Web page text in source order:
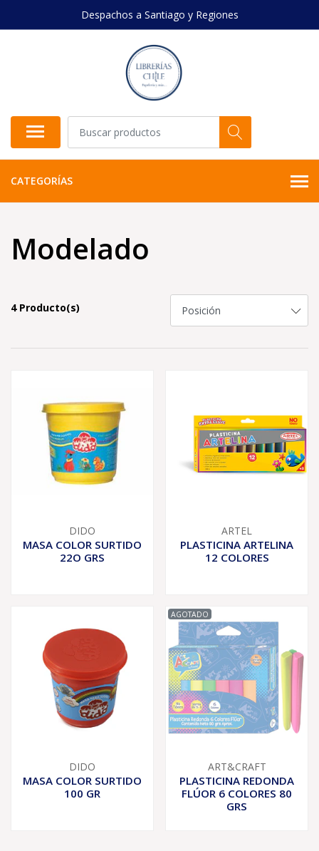
Despachos a Santiago y Regiones
CATEGORÍAS
Modelado
4 Producto(s)
DIDO
MASA COLOR SURTIDO
22O GRS
ARTEL
PLASTICINA ARTELINA
12 COLORES
DIDO
MASA COLOR SURTIDO
100 GR
AGOTADO
ART&CRAFT
PLASTICINA REDONDA
FLÚOR 6 COLORES 80
GRS